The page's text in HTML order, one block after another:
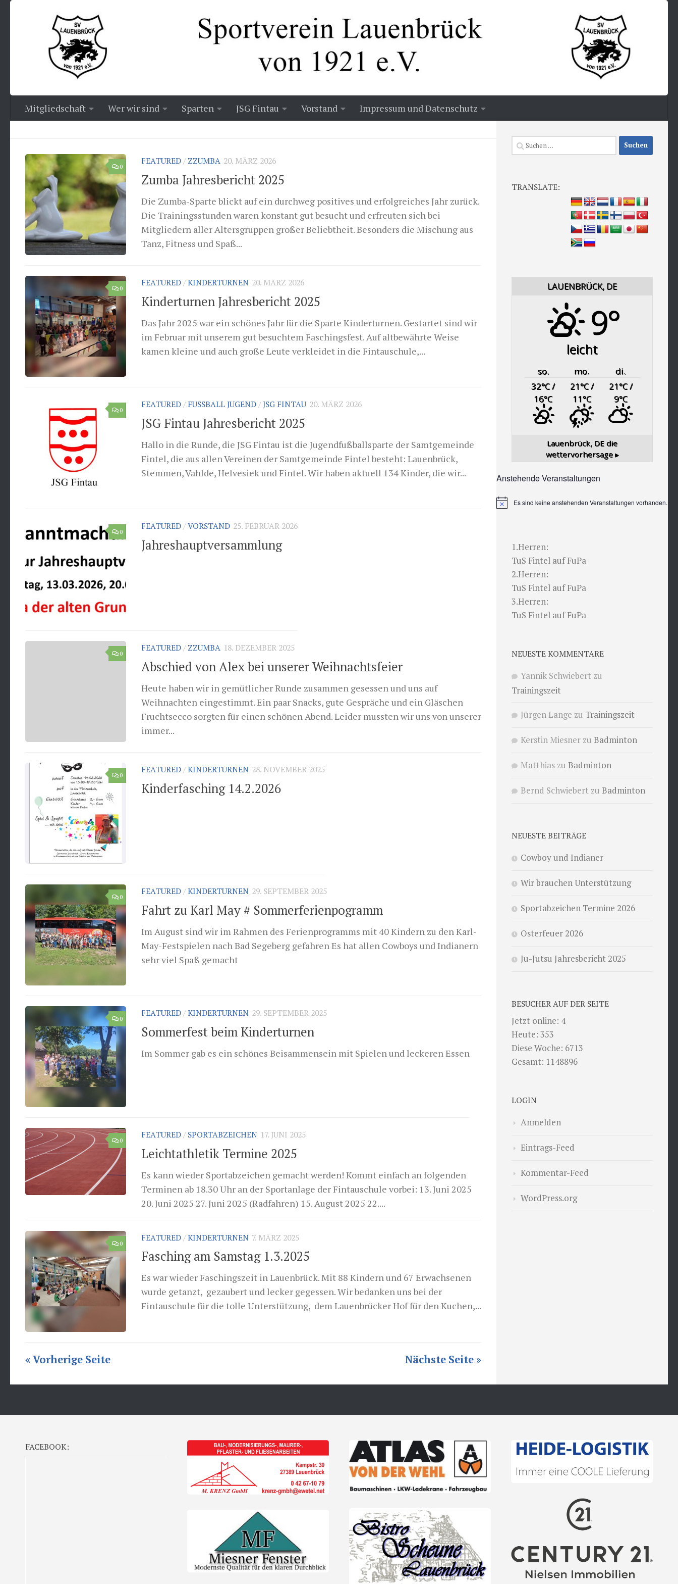
Zum Inhalt springen
Mitgliedschaft Wer wir sind Sparten JSG Fintau Vorstand Impressum und Datenschutz
0
FEATURED/ZZUMBA 20. MÄRZ 2026
Zumba Jahresbericht 2025
Die Zumba-Sparte blickt auf ein durchweg positives und erfolgreiches Jahr zurück.
Die Trainingsstunden waren konstant gut besucht und erfreuten sich bei
Mitgliedern aller Altersgruppen großer Beliebtheit. Besonders die Mischung aus
Tanz, Fitness und Spaß...
0
FEATURED/KINDERTURNEN 20. MÄRZ 2026
Kinderturnen Jahresbericht 2025
Das Jahr 2025 war ein schönes Jahr für die Sparte Kinderturnen. Gestartet sind wir
im Februar mit unserem gut besuchtem Faschingsfest. Auf altbewährte Weise
kamen kleine und auch große Leute verkleidet in die Fintauschule,...
0
FEATURED/FUSSBALL JUGEND/JSG FINTAU 20. MÄRZ 2026
JSG Fintau Jahresbericht 2025
Hallo in die Runde, die JSG Fintau ist die Jugendfußballsparte der Samtgemeinde
Fintel, die aus allen Vereinen der Samtgemeinde Fintel besteht: Lauenbrück,
Stemmen, Vahlde, Helvesiek und Fintel. Wir haben aktuell 134 Kinder, die wir...
0
FEATURED/VORSTAND 25. FEBRUAR 2026
Jahreshauptversammlung
0
FEATURED/ZZUMBA 18. DEZEMBER 2025
Abschied von Alex bei unserer Weihnachtsfeier
Heute haben wir in gemütlicher Runde zusammen gesessen und uns auf
Weihnachten eingestimmt. Ein paar Snacks, gute Gespräche und ein Gläschen
Fruchtsecco sorgten für einen schönen Abend. Leider mussten wir uns von unserer
immer...
0
FEATURED/KINDERTURNEN 28. NOVEMBER 2025
Kinderfasching 14.2.2026
0
FEATURED/KINDERTURNEN 29. SEPTEMBER 2025
Fahrt zu Karl May # Sommerferienpogramm
Im August sind wir im Rahmen des Ferienprogramms mit 40 Kindern zu den Karl-
May-Festspielen nach Bad Segeberg gefahren Es hat allen Cowboys und Indianern
sehr viel Spaß gemacht
0
FEATURED/KINDERTURNEN 29. SEPTEMBER 2025
Sommerfest beim Kinderturnen
Im Sommer gab es ein schönes Beisammensein mit Spielen und leckeren Essen
0
FEATURED/SPORTABZEICHEN 17. JUNI 2025
Leichtathletik Termine 2025
Es kann wieder Sportabzeichen gemacht werden! Kommt einfach an folgenden
Terminen ab 18.30 Uhr an der Sportanlage der Fintauschule vorbei: 13. Juni 2025
20. Juni 2025 27. Juni 2025 (Radfahren) 15. August 2025 22....
0
FEATURED/KINDERTURNEN 7. MÄRZ 2025
Fasching am Samstag 1.3.2025
Es war wieder Faschingszeit in Lauenbrück. Mit 88 Kindern und 67 Erwachsenen
wurde getanzt, gezaubert und lecker gegessen. Wir bedanken uns bei der
Fintauschule für die tolle Unterstützung, dem Lauenbrücker Hof für den Kuchen,...
« Vorherige Seite Nächste Seite »
Suchen
nach:
TRANSLATE:
LAUENBRÜCK, DE
9°
leicht
so. mo.
di.
32°C/
16°C
21°C/
11°C
21°C/
9°C
Lauenbrück, DE die
wettervorhersage ▸
Anstehende Veranstaltungen
HinweisEs sind keine anstehenden Veranstaltungen vorhanden.
1.Herren:
TuS Fintel auf FuPa
2.Herren:
TuS Fintel auf FuPa
3.Herren:
TuS Fintel auf FuPa
NEUESTE KOMMENTARE
Yannik Schwiebert zu
Trainingszeit
Jürgen Lange zu Trainingszeit
Kerstin Miesner zu Badminton
Matthias zu Badminton
Bernd Schwiebert zu Badminton
NEUESTE BEITRÄGE
Cowboy und Indianer
Wir brauchen Unterstützung
Sportabzeichen Termine 2026
Osterfeuer 2026
Ju-Jutsu Jahresbericht 2025
BESUCHER AUF DER SEITE
Jetzt online: 4
Heute: 353
Diese Woche: 6713
Gesamt: 1148896
LOGIN
Anmelden
Eintrags-Feed
Kommentar-Feed
WordPress.org
FACEBOOK: